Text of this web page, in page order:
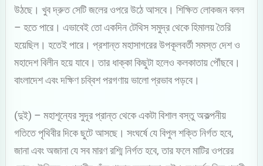
উঠছে। খুব দ্রুত সেটি জলের ওপরে উঠে আসবে। শিক্ষিত লোকজন বলল
– হতে পারে। এভাবেই তো একদিন টেথিস সমুদ্র থেকে হিমালয় তৈরি
হয়েছিল। হতেই পারে। প্রশান্ত মহাসাগরের উপকূলবর্তী সমস্ত দেশ ও
মহাদেশ বিলীন হয়ে যাবে। তার ধাক্কা কিছুটা হলেও কলকাতায় পৌঁছবে।
বাংলাদেশ এবং দক্ষিণ চব্বিশ পরগণায় ভালো প্রভাব পড়বে।
(দুই) – মহাশূন্যের সুদূর প্রান্ত থেকে একটা বিশাল বস্তু অকল্পনীয়
গতিতে পৃথিবীর দিকে ছুটে আসছে। সংঘর্ষে যে বিপুল শক্তি নির্গত হবে,
জানা এবং অজানা যে সব মারণ রশ্মি নির্গত হবে, তার ফলে মাটির ওপরের